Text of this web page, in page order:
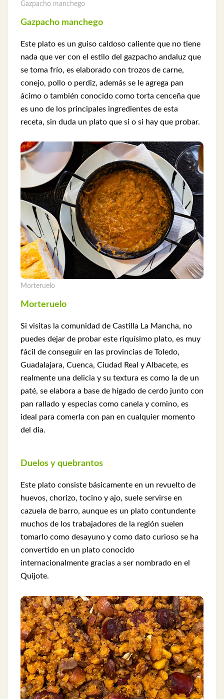
Gazpacho manchego
Gazpacho manchego
Este plato es un guiso caldoso caliente que no tiene
nada que ver con el estilo del gazpacho andaluz que
se toma frío, es elaborado con trozos de carne,
conejo, pollo o perdiz, además se le agrega pan
ácimo o también conocido como torta cenceña que
es uno de los principales ingredientes de esta
receta, sin duda un plato que si o si hay que probar.
Morteruelo
Morteruelo
Si visitas la comunidad de Castilla La Mancha, no
puedes dejar de probar este riquísimo plato, es muy
fácil de conseguir en las provincias de Toledo,
Guadalajara, Cuenca, Ciudad Real y Albacete, es
realmente una delicia y su textura es como la de un
paté, se elabora a base de hígado de cerdo junto con
pan rallado y especias como canela y comino, es
ideal para comerla con pan en cualquier momento
del dia.
Duelos y quebrantos
Este plato consiste básicamente en un revuelto de
huevos, chorizo, tocino y ajo, suele servirse en
cazuela de barro, aunque es un plato contundente
muchos de los trabajadores de la región suelen
tomarlo como desayuno y como dato curioso se ha
convertido en un plato conocido
internacionalmente gracias a ser nombrado en el
Quijote.